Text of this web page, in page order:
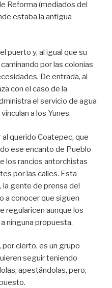
Reforma (mediados del
estaba la antigua
puerto y, al igual que su
por las colonias
De entrada, al
con el caso de la
el servicio de agua
a los Yunes.
querido Coatepec, que
ese encanto de Pueblo
los rancios antorchistas
por las calles. Esta
la gente de prensa del
a conocer que siguen
regularicen aunque los
ninguna propuesta.
por cierto, es un grupo
seguir teniendo
apestándolas, pero,